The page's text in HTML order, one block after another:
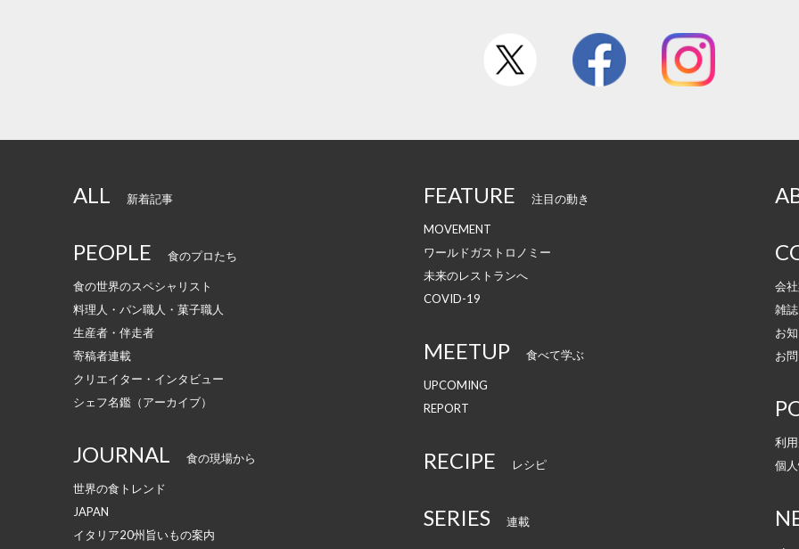
ALL 新着記事
PEOPLE 食のプロたち
食の世界のスペシャリスト
料理人・パン職人・菓子職人
生産者・伴走者
寄稿者連載
クリエイター・インタビュー
シェフ名鑑（アーカイブ）
JOURNAL 食の現場から
世界の食トレンド
JAPAN
イタリア20州旨いもの案内
FEATURE 注目の動き
MOVEMENT
ワールドガストロノミー
未来のレストランへ
COVID-19
MEETUP 食べて学ぶ
UPCOMING
REPORT
RECIPE レシピ
SERIES 連載
会
雑誌
お
お
利
個